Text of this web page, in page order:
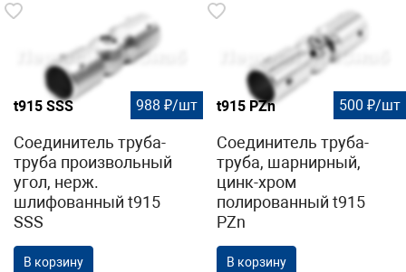
t915 SSS 988 ₽/шт
Соединитель труба-
труба произвольный
угол, нерж.
шлифованный t915
SSS
В корзину
t915 PZn 500 ₽/шт
Соединитель труба-
труба, шарнирный,
цинк-хром
полированный t915
PZn
В корзину